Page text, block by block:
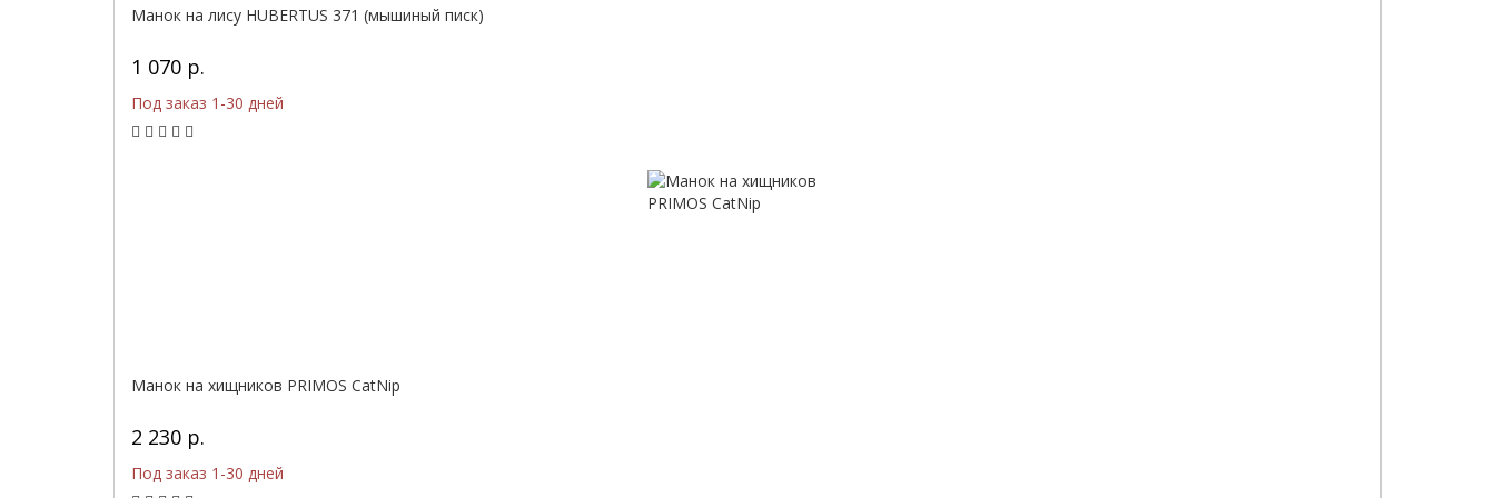
Манок на лису HUBERTUS 371 (мышиный писк)
1 070 р.
Под заказ 1-30 дней
Манок на хищников PRIMOS CatNip
2 230 р.
Под заказ 1-30 дней